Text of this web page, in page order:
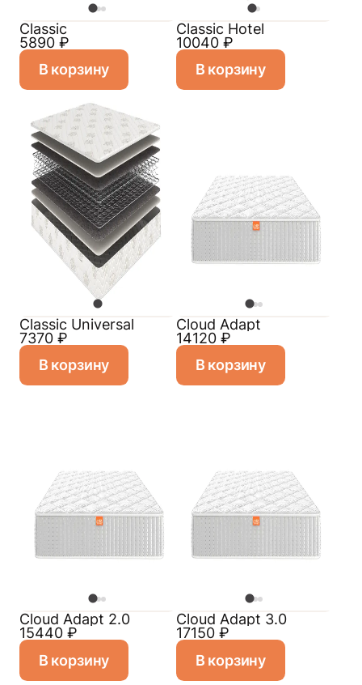
Classic
5890 ₽
В корзину
Classic Hotel
10040 ₽
В корзину
Classiс Universal
7370 ₽
В корзину
Cloud Adapt
14120 ₽
В корзину
Cloud Adapt 2.0
15440 ₽
В корзину
Cloud Adapt 3.0
17150 ₽
В корзину